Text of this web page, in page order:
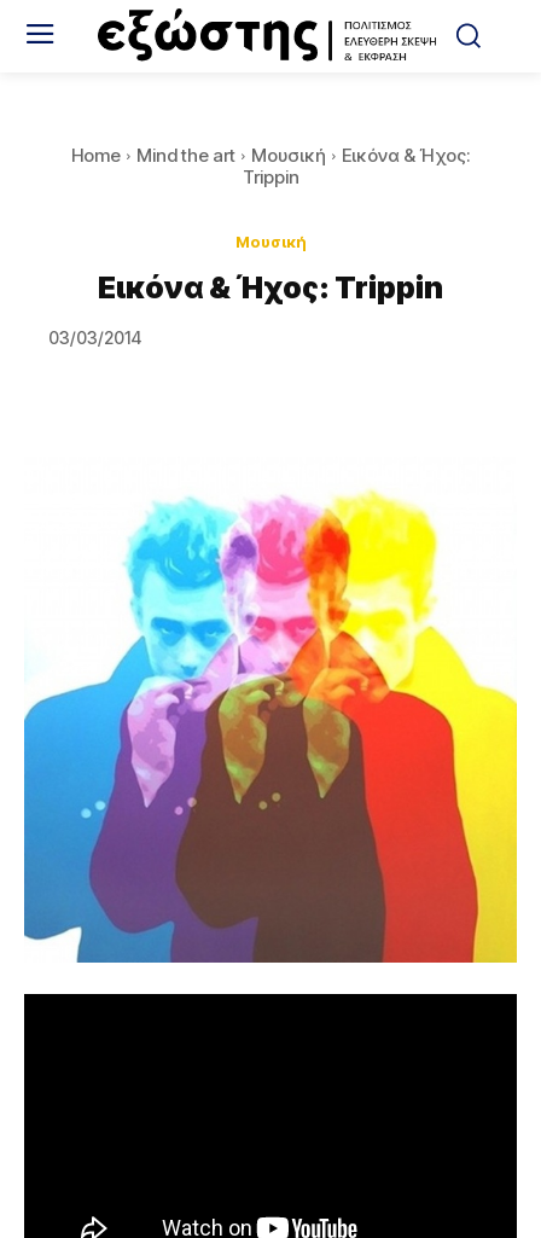
Home Mind the art Μουσική
Εικόνα & Ήχος:
Trippin
Μουσική
Εικόνα & Ήχος: Trippin
03/03/2014